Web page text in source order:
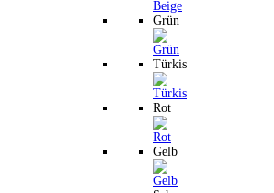
Grün
Türkis
Rot
Gelb